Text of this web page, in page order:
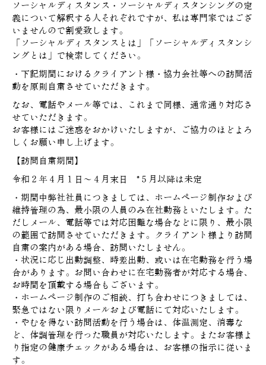
ソーシャルディスタンス・ソーシャルディスタンシングの定
義について解釈する人それぞれですが、私は専門家ではござ
いませんので割愛致します。
「ソーシャルディスタンスとは」「ソーシャルディスタンシ
ングとは」で検索してください。
・下記期間におけるクライアント様・協力会社等への訪問活
動を原則自粛させていただきます。
なお、電話やメール等では、これまで同様、通常通り対応さ
せていただきます。
お客様にはご迷惑をおかけいたしますが、ご協力のほどよろ
しくお願い申し上げます。
【訪問自粛期間】
令和２年４月１日～４月末日 *５月以降は未定
・期間中弊社社員につきましては、ホームページ制作および
維持管理の為、最小限の人員のみ在社勤務といたします。た
だしメール、電話等では対応困難な場合などに限り、最小限
の範囲で訪問させていただきます。クライアント様より訪問
自粛の案内がある場合、訪問いたしません。
・状況に応じ出勤調整、時差出勤、或いは在宅勤務を行う場
合があります。お問い合わせに在宅勤務者が対応する場合、
お時間を頂戴する場合もございます。
・ホームページ制作のご相談、打ち合わせにつきましては、
緊急ではない限りメールおよび電話にて対応いたします。
・やむを得ない訪問活動を行う場合は、体温測定、消毒な
ど、体調管理を行った職員が対応いたします。またお客様よ
り指定の健康チェックがある場合は、お客様の指示に従いま
す。